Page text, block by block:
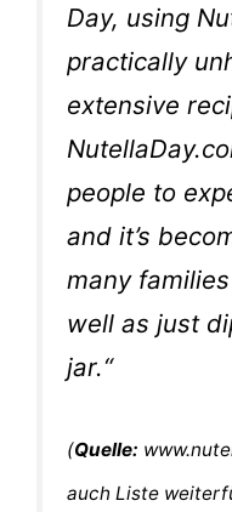
Day, using
practically
extensive
people to
and it’s
many
well as just
jar.“
(Quelle:
auch Liste